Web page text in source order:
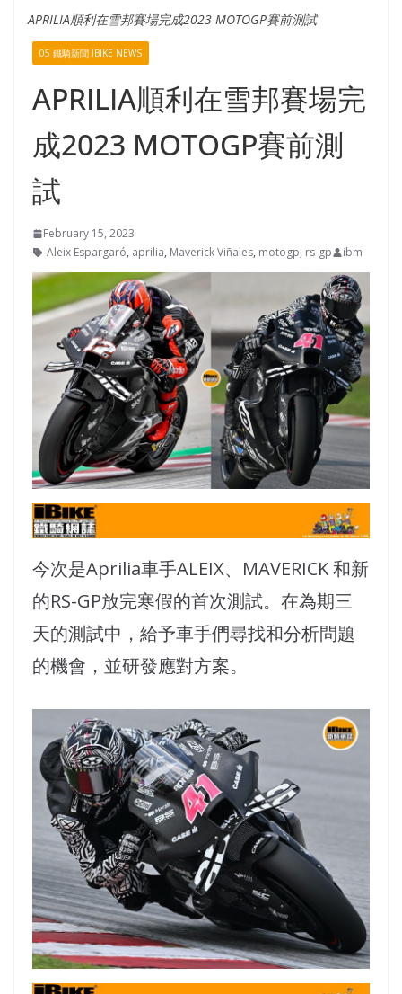
APRILIA順利在雪邦賽場完成2023 MOTOGP賽前測試
05 鐵騎新聞 IBIKE NEWS
APRILIA順利在雪邦賽場完
成2023 MOTOGP賽前測
試
February 15, 2023
Aleix Espargaró, aprilia, Maverick Viñales, motogp, rs-gp ibm
今次是Aprilia車手ALEIX、MAVERICK 和新
的RS-GP放完寒假的首次測試。在為期三
天的測試中，給予車手們尋找和分析問題
的機會，並研發應對方案。